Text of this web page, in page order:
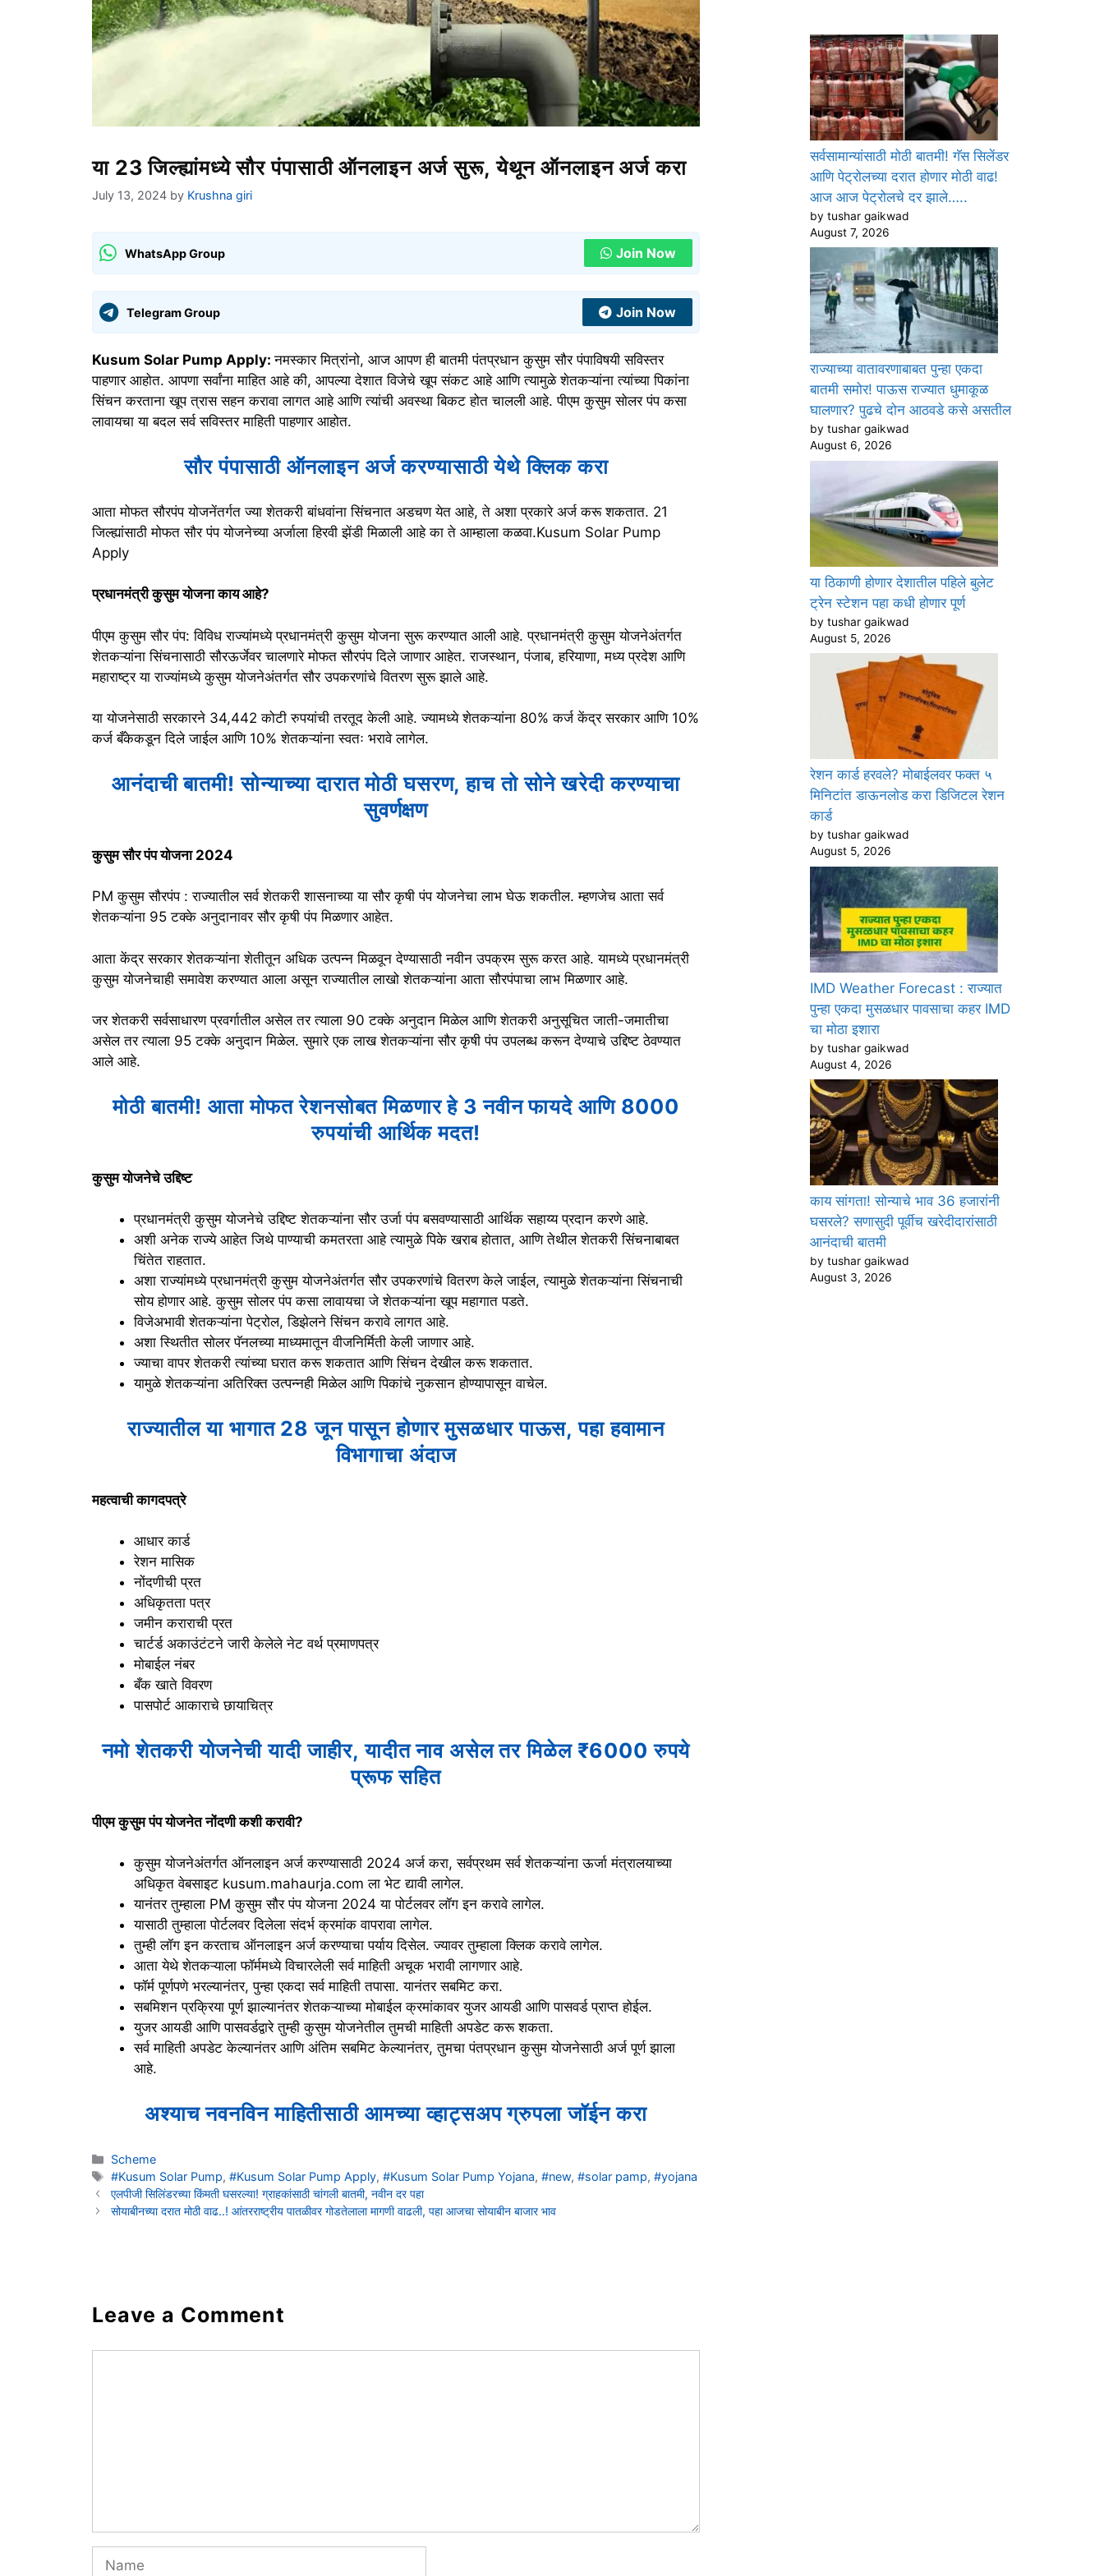
या 23 जिल्ह्यांमध्ये सौर पंपासाठी ऑनलाइन अर्ज सुरू, येथून ऑनलाइन अर्ज करा
July 13, 2024 by Krushna giri
WhatsApp Group Join Now
Telegram Group Join Now
Kusum Solar Pump Apply:नमस्कार मित्रांनो, आज आपण ही बातमी पंतप्रधान कुसुम सौर पंपाविषयी सविस्तर
पाहणार आहोत. आपणा सर्वांना माहित आहे की, आपल्या देशात विजेचे खूप संकट आहे आणि त्यामुळे शेतकऱ्यांना त्यांच्या पिकांना
सिंचन करताना खूप त्रास सहन करावा लागत आहे आणि त्यांची अवस्था बिकट होत चालली आहे. पीएम कुसुम सोलर पंप कसा
लावायचा या बदल सर्व सविस्तर माहिती पाहणार आहोत.
सौर पंपासाठी ऑनलाइन अर्ज करण्यासाठी येथे क्लिक करा
आता मोफत सौरपंप योजनेंतर्गत ज्या शेतकरी बांधवांना सिंचनात अडचण येत आहे, ते अशा प्रकारे अर्ज करू शकतात. 21
जिल्ह्यांसाठी मोफत सौर पंप योजनेच्या अर्जाला हिरवी झेंडी मिळाली आहे का ते आम्हाला कळवा.Kusum Solar Pump
Apply
प्रधानमंत्री कुसुम योजना काय आहे?
पीएम कुसुम सौर पंप: विविध राज्यांमध्ये प्रधानमंत्री कुसुम योजना सुरू करण्यात आली आहे. प्रधानमंत्री कुसुम योजनेअंतर्गत
शेतकऱ्यांना सिंचनासाठी सौरऊर्जेवर चालणारे मोफत सौरपंप दिले जाणार आहेत. राजस्थान, पंजाब, हरियाणा, मध्य प्रदेश आणि
महाराष्ट्र या राज्यांमध्ये कुसुम योजनेअंतर्गत सौर उपकरणांचे वितरण सुरू झाले आहे.
या योजनेसाठी सरकारने 34,442 कोटी रुपयांची तरतूद केली आहे. ज्यामध्ये शेतकऱ्यांना 80% कर्ज केंद्र सरकार आणि 10%
कर्ज बँकेकडून दिले जाईल आणि 10% शेतकऱ्यांना स्वतः भरावे लागेल.
आनंदाची बातमी! सोन्याच्या दारात मोठी घसरण, हाच तो सोने खरेदी करण्याचा
सुवर्णक्षण
कुसुम सौर पंप योजना 2024
PM कुसुम सौरपंप : राज्यातील सर्व शेतकरी शासनाच्या या सौर कृषी पंप योजनेचा लाभ घेऊ शकतील. म्हणजेच आता सर्व
शेतकऱ्यांना 95 टक्के अनुदानावर सौर कृषी पंप मिळणार आहेत.
आता केंद्र सरकार शेतकऱ्यांना शेतीतून अधिक उत्पन्न मिळवून देण्यासाठी नवीन उपक्रम सुरू करत आहे. यामध्ये प्रधानमंत्री
कुसुम योजनेचाही समावेश करण्यात आला असून राज्यातील लाखो शेतकऱ्यांना आता सौरपंपाचा लाभ मिळणार आहे.
जर शेतकरी सर्वसाधारण प्रवर्गातील असेल तर त्याला 90 टक्के अनुदान मिळेल आणि शेतकरी अनुसूचित जाती-जमातीचा
असेल तर त्याला 95 टक्के अनुदान मिळेल. सुमारे एक लाख शेतकऱ्यांना सौर कृषी पंप उपलब्ध करून देण्याचे उद्दिष्ट ठेवण्यात
आले आहे.
मोठी बातमी! आता मोफत रेशनसोबत मिळणार हे 3 नवीन फायदे आणि 8000
रुपयांची आर्थिक मदत!
कुसुम योजनेचे उद्दिष्ट
प्रधानमंत्री कुसुम योजनेचे उद्दिष्ट शेतकऱ्यांना सौर उर्जा पंप बसवण्यासाठी आर्थिक सहाय्य प्रदान करणे आहे.
अशी अनेक राज्ये आहेत जिथे पाण्याची कमतरता आहे त्यामुळे पिके खराब होतात, आणि तेथील शेतकरी सिंचनाबाबत
चिंतेत राहतात.
अशा राज्यांमध्ये प्रधानमंत्री कुसुम योजनेअंतर्गत सौर उपकरणांचे वितरण केले जाईल, त्यामुळे शेतकऱ्यांना सिंचनाची
सोय होणार आहे. कुसुम सोलर पंप कसा लावायचा जे शेतकऱ्यांना खूप महागात पडते.
विजेअभावी शेतकऱ्यांना पेट्रोल, डिझेलने सिंचन करावे लागत आहे.
अशा स्थितीत सोलर पॅनलच्या माध्यमातून वीजनिर्मिती केली जाणार आहे.
ज्याचा वापर शेतकरी त्यांच्या घरात करू शकतात आणि सिंचन देखील करू शकतात.
यामुळे शेतकऱ्यांना अतिरिक्त उत्पन्नही मिळेल आणि पिकांचे नुकसान होण्यापासून वाचेल.
राज्यातील या भागात 28 जून पासून होणार मुसळधार पाऊस, पहा हवामान
विभागाचा अंदाज
महत्वाची कागदपत्रे
आधार कार्ड
रेशन मासिक
नोंदणीची प्रत
अधिकृतता पत्र
जमीन कराराची प्रत
चार्टर्ड अकाउंटंटने जारी केलेले नेट वर्थ प्रमाणपत्र
मोबाईल नंबर
बँक खाते विवरण
पासपोर्ट आकाराचे छायाचित्र
नमो शेतकरी योजनेची यादी जाहीर, यादीत नाव असेल तर मिळेल ₹6000 रुपये
प्रूफ सहित
पीएम कुसुम पंप योजनेत नोंदणी कशी करावी?
कुसुम योजनेअंतर्गत ऑनलाइन अर्ज करण्यासाठी 2024 अर्ज करा, सर्वप्रथम सर्व शेतकऱ्यांना ऊर्जा मंत्रालयाच्या
अधिकृत वेबसाइट kusum.mahaurja.com ला भेट द्यावी लागेल.
यानंतर तुम्हाला PM कुसुम सौर पंप योजना 2024 या पोर्टलवर लॉग इन करावे लागेल.
यासाठी तुम्हाला पोर्टलवर दिलेला संदर्भ क्रमांक वापरावा लागेल.
तुम्ही लॉग इन करताच ऑनलाइन अर्ज करण्याचा पर्याय दिसेल. ज्यावर तुम्हाला क्लिक करावे लागेल.
आता येथे शेतकऱ्याला फॉर्ममध्ये विचारलेली सर्व माहिती अचूक भरावी लागणार आहे.
फॉर्म पूर्णपणे भरल्यानंतर, पुन्हा एकदा सर्व माहिती तपासा. यानंतर सबमिट करा.
सबमिशन प्रक्रिया पूर्ण झाल्यानंतर शेतकऱ्याच्या मोबाईल क्रमांकावर युजर आयडी आणि पासवर्ड प्राप्त होईल.
युजर आयडी आणि पासवर्डद्वारे तुम्ही कुसुम योजनेतील तुमची माहिती अपडेट करू शकता.
सर्व माहिती अपडेट केल्यानंतर आणि अंतिम सबमिट केल्यानंतर, तुमचा पंतप्रधान कुसुम योजनेसाठी अर्ज पूर्ण झाला
आहे.
अश्याच नवनविन माहितीसाठी आमच्या व्हाट्सअप ग्रुपला जॉईन करा
Categories
Scheme
Tags
#Kusum Solar Pump,#Kusum Solar Pump Apply,#Kusum Solar Pump Yojana,#new,#solar pamp,#yojana
एलपीजी सिलिंडरच्या किंमती घसरल्या! ग्राहकांसाठी चांगली बातमी, नवीन दर पहा
सोयाबीनच्या दरात मोठी वाढ..! आंतरराष्ट्रीय पातळीवर गोडतेलाला मागणी वाढली, पहा आजचा सोयाबीन बाजार भाव
Leave a Comment
सर्वसामान्यांसाठी मोठी बातमी! गॅस सिलेंडर
आणि पेट्रोलच्या दरात होणार मोठी वाढ!
आज आज पेट्रोलचे दर झाले…..
by tushar gaikwad
August 7, 2026
राज्याच्या वातावरणाबाबत पुन्हा एकदा
बातमी समोर! पाऊस राज्यात धुमाकूळ
घालणार? पुढचे दोन आठवडे कसे असतील
by tushar gaikwad
August 6, 2026
या ठिकाणी होणार देशातील पहिले बुलेट
ट्रेन स्टेशन पहा कधी होणार पूर्ण
by tushar gaikwad
August 5, 2026
रेशन कार्ड हरवले? मोबाईलवर फक्त ५
मिनिटांत डाऊनलोड करा डिजिटल रेशन
कार्ड
by tushar gaikwad
August 5, 2026
IMD Weather Forecast : राज्यात
पुन्हा एकदा मुसळधार पावसाचा कहर IMD
चा मोठा इशारा
by tushar gaikwad
August 4, 2026
काय सांगता! सोन्याचे भाव 36 हजारांनी
घसरले? सणासुदी पूर्वीच खरेदीदारांसाठी
आनंदाची बातमी
by tushar gaikwad
August 3, 2026